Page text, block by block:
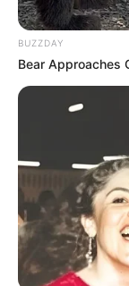
BUZZDAY
Bear Approaches